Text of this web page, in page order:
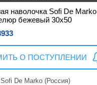
наволочка Sofi De Marko
бежевый 30х50
О ПОСТУПЛЕНИИ
Sofi De Marko (Россия)